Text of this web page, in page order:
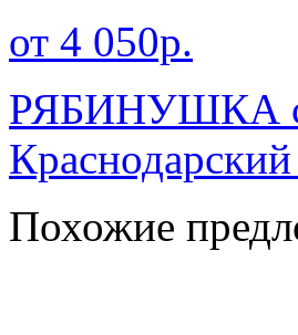
от 4 050р.
РЯБИНУШКА
Похожие